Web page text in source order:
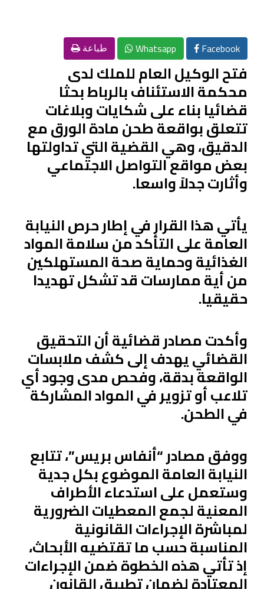
Facebook
Whatsapp طباعة
فتح الوكيل العام للملك لدى
محكمة الاستئناف بالرباط بحثا
قضائيا بناء على شكايات وبلاغات
تتعلق بواقعة طحن مادة الورق مع
الدقيق، وهي القضية التي تداولتها
بعض مواقع التواصل الاجتماعي
وأثارت جدلاً واسعا.
يأتي هذا القرار في إطار حرص النيابة
العامة على التأكد من سلامة المواد
الغذائية وحماية صحة المستهلكين
من أية ممارسات قد تشكل تهديدا
حقيقيا.
وأكدت مصادر قضائية أن التحقيق
القضائي يهدف إلى كشف ملابسات
الواقعة بدقة، وفحص مدى وجود أي
تلاعب أو تزوير في المواد المشاركة
في الطحن.
ووفق مصادر “أنفاس بريس”، تتابع
النيابة العامة الموضوع بكل جدية
وستعمل على استدعاء الأطراف
المعنية لجمع المعطيات الضرورية
لمباشرة الإجراءات القانونية
المناسبة حسب ما تقتضيه الأبحاث،
إذ تأتي هذه الخطوة ضمن الإجراءات